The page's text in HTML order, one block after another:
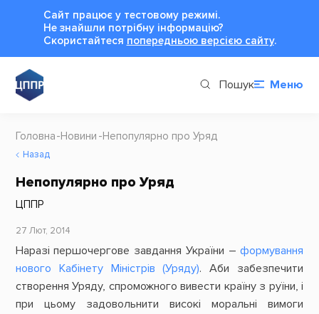
Сайт працює у тестовому режимі.
Не знайшли потрібну інформацію?
Cкористайтеся попередньою версією сайту.
Пошук Меню
Головна Новини Непопулярно про Уряд
Назад
Непопулярно про Уряд
ЦППР
27 Лют, 2014
Наразі першочергове завдання України –формування
нового Кабінету Міністрів (Уряду). Аби забезпечити
створення Уряду, спроможного вивести країну з руїни, і
при цьому задовольнити високі моральні вимоги